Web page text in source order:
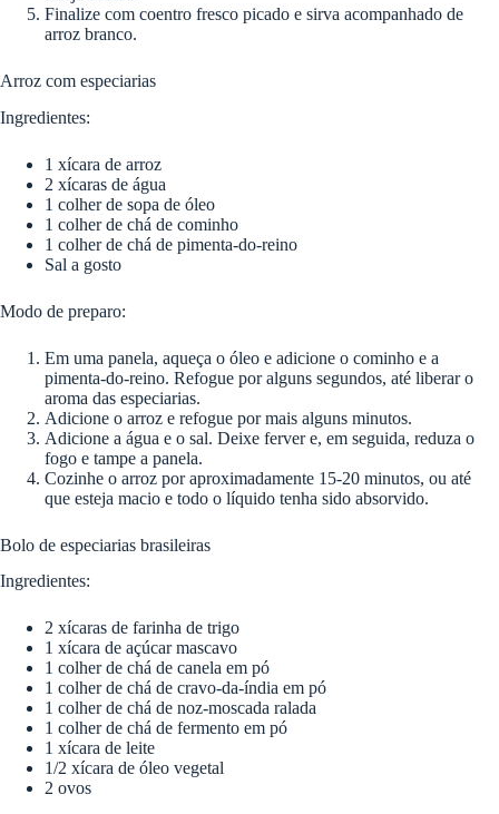
Finalize com coentro fresco picado e sirva acompanhado de
arroz branco.
Arroz com especiarias
Ingredientes:
1 xícara de arroz
2 xícaras de água
1 colher de sopa de óleo
1 colher de chá de cominho
1 colher de chá de pimenta-do-reino
Sal a gosto
Modo de preparo:
Em uma panela, aqueça o óleo e adicione o cominho e a
pimenta-do-reino. Refogue por alguns segundos, até liberar o
aroma das especiarias.
Adicione o arroz e refogue por mais alguns minutos.
Adicione a água e o sal. Deixe ferver e, em seguida, reduza o
fogo e tampe a panela.
Cozinhe o arroz por aproximadamente 15-20 minutos, ou até
que esteja macio e todo o líquido tenha sido absorvido.
Bolo de especiarias brasileiras
Ingredientes:
2 xícaras de farinha de trigo
1 xícara de açúcar mascavo
1 colher de chá de canela em pó
1 colher de chá de cravo-da-índia em pó
1 colher de chá de noz-moscada ralada
1 colher de chá de fermento em pó
1 xícara de leite
1/2 xícara de óleo vegetal
2 ovos